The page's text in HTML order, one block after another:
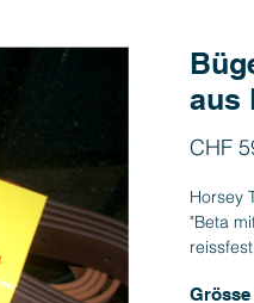
aus
CHF
Horsey
"Beta
Grösse